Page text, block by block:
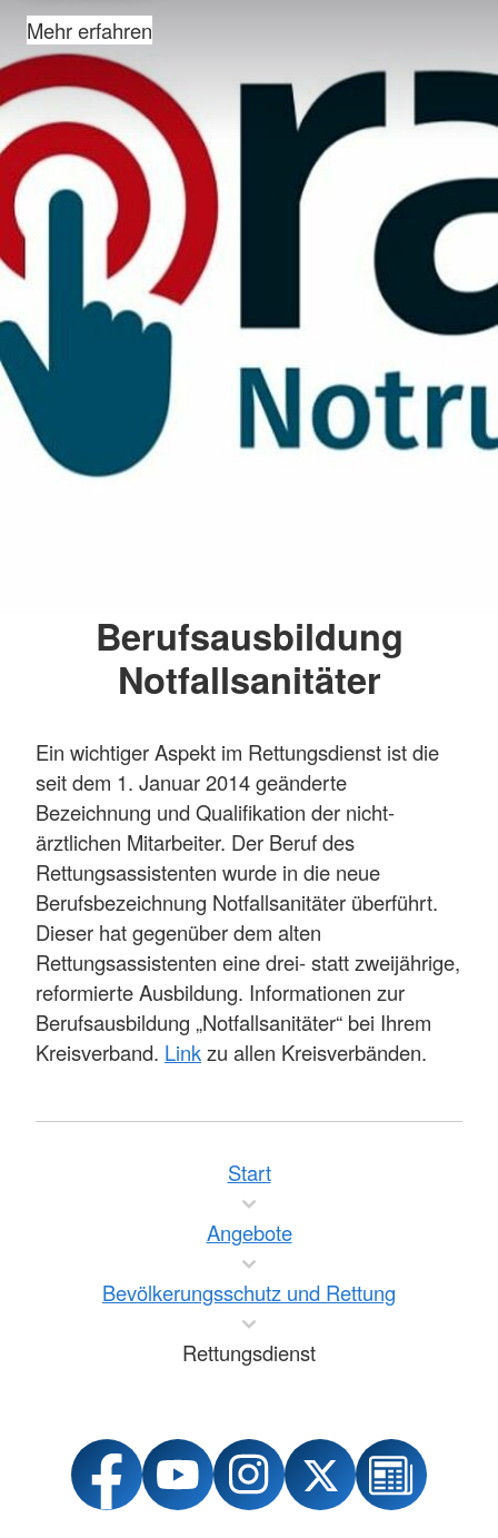
Mehr erfahren
Berufsausbildung
Notfallsanitäter
Ein wichtiger Aspekt im Rettungsdienst ist die
seit dem 1. Januar 2014 geänderte
Bezeichnung und Qualifikation der nicht-
ärztlichen Mitarbeiter. Der Beruf des
Rettungsassistenten wurde in die neue
Berufsbezeichnung Notfallsanitäter überführt.
Dieser hat gegenüber dem alten
Rettungsassistenten eine drei- statt zweijährige,
reformierte Ausbildung. Informationen zur
Berufsausbildung „Notfallsanitäter“ bei Ihrem
Kreisverband. Linkzu allen Kreisverbänden.
Start
Angebote
Bevölkerungsschutz und Rettung
Rettungsdienst